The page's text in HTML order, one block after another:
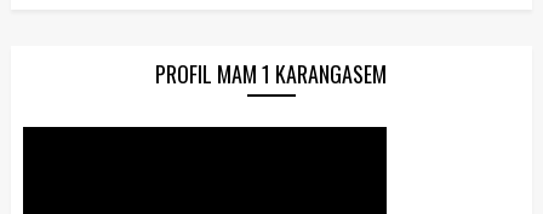
PROFIL MAM 1 KARANGASEM